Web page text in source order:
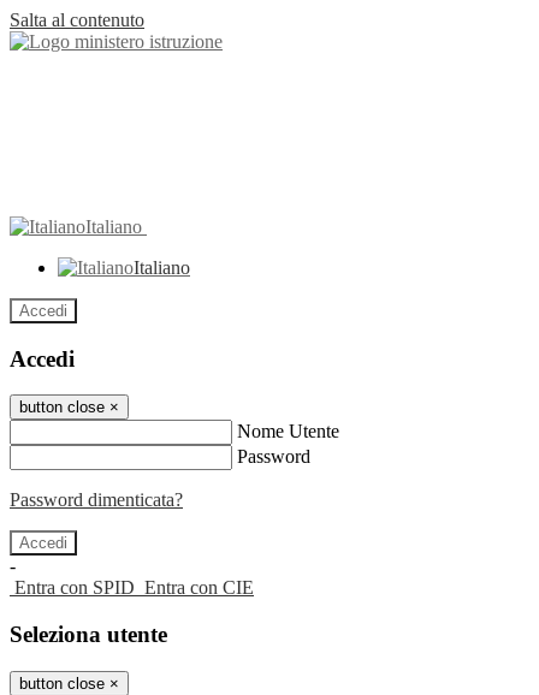
Salta al contenuto
Italiano
Italiano
Accedi
Accedi
button close ×
Nome Utente
Password
Password dimenticata?
-
Entra con SPID Entra con CIE
Seleziona utente
button close ×